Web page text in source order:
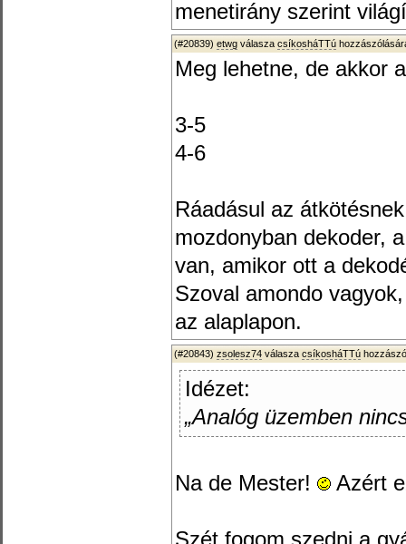
menetirány szerint
(#20839) etwg válasza csíkosháTTú
Meg lehetne, de akkor
3-5
4-6
Ráadásul az
mozdonyban dekoder,
van, amikor ott a
Szoval amondo
az alaplapon.
(#20843) zsolesz74 válasza csíkosháTTú
Idézet:
„Analóg üzemben
Na de Mester! Azért